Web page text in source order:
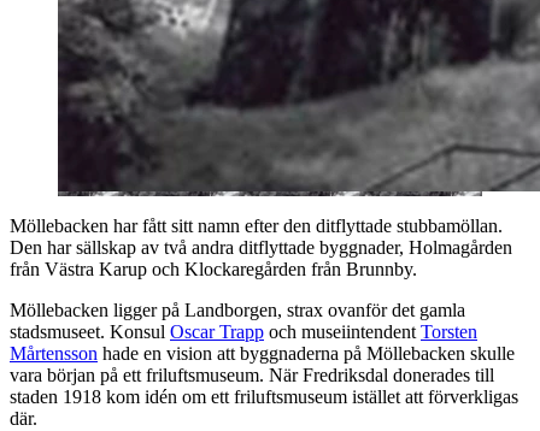
Möllebacken har fått sitt namn efter den ditflyttade stubbamöllan.
Den har sällskap av två andra ditflyttade byggnader, Holmagården
från Västra Karup och Klockaregården från Brunnby.
Möllebacken ligger på Landborgen, strax ovanför det gamla
stadsmuseet. Konsul Oscar Trapp och museiintendent Torsten
Mårtensson hade en vision att byggnaderna på Möllebacken skulle
vara början på ett friluftsmuseum. När Fredriksdal donerades till
staden 1918 kom idén om ett friluftsmuseum istället att förverkligas
där.